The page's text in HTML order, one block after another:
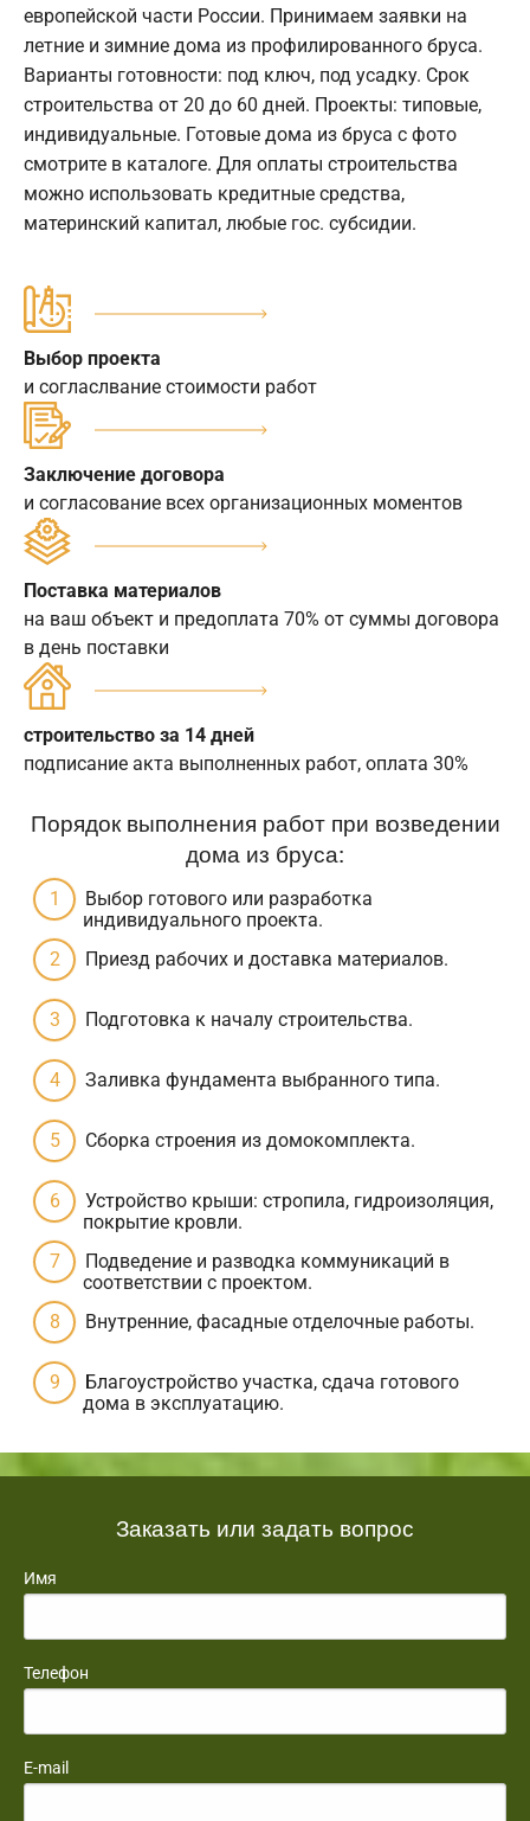
европейской части России. Принимаем заявки на
летние и зимние дома из профилированного бруса.
Варианты готовности: под ключ, под усадку. Срок
строительства от 20 до 60 дней. Проекты: типовые,
индивидуальные. Готовые дома из бруса с фото
смотрите в каталоге. Для оплаты строительства
можно использовать кредитные средства,
материнский капитал, любые гос. субсидии.
Выбор проекта
и согласлвание стоимости работ
Заключение договора
и согласование всех организационных моментов
Поставка материалов
на ваш объект и предоплата 70% от суммы договора
в день поставки
строительство за 14 дней
подписание акта выполненных работ, оплата 30%
Порядок выполнения работ при возведении
дома из бруса:
Выбор готового или разработка
индивидуального проекта.
Приезд рабочих и доставка материалов.
Подготовка к началу строительства.
Заливка фундамента выбранного типа.
Сборка строения из домокомплекта.
Устройство крыши: стропила, гидроизоляция,
покрытие кровли.
Подведение и разводка коммуникаций в
соответствии с проектом.
Внутренние, фасадные отделочные работы.
Благоустройство участка, сдача готового
дома в эксплуатацию.
Заказать или задать вопрос
Имя
Телефон
E-mail